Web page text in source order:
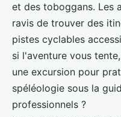
et des toboggans. Les
ravis de trouver des
pistes cyclables
si l'aventure vous
une excursion pour
spéléologie sous la
professionnels ?